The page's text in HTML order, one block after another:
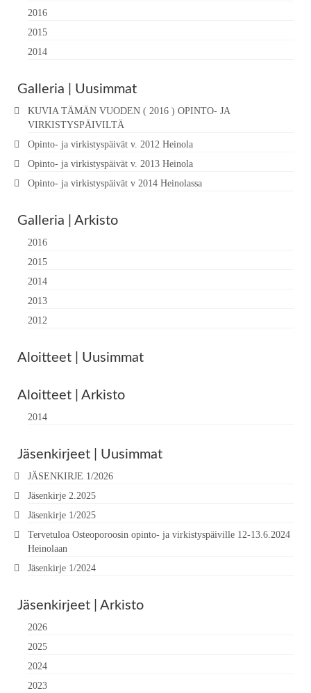
2016
2015
2014
Galleria | Uusimmat
KUVIA TÄMÄN VUODEN ( 2016 ) OPINTO- JA
VIRKISTYSPÄIVILTÄ
Opinto- ja virkistyspäivät v. 2012 Heinola
Opinto- ja virkistyspäivät v. 2013 Heinola
Opinto- ja virkistyspäivät v 2014 Heinolassa
Galleria | Arkisto
2016
2015
2014
2013
2012
Aloitteet | Uusimmat
Aloitteet | Arkisto
2014
Jäsenkirjeet | Uusimmat
JÄSENKIRJE 1/2026
Jäsenkirje 2.2025
Jäsenkirje 1/2025
Tervetuloa Osteoporoosin opinto- ja virkistyspäiville 12-13.6.2024
Heinolaan
Jäsenkirje 1/2024
Jäsenkirjeet | Arkisto
2026
2025
2024
2023